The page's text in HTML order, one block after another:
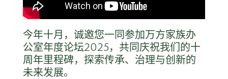
今年十月，诚邀您一同参加万方家族办
公室年度论坛2025，共同庆祝我们的十
周年里程碑，探索传承、治理与创新的
未来发展。